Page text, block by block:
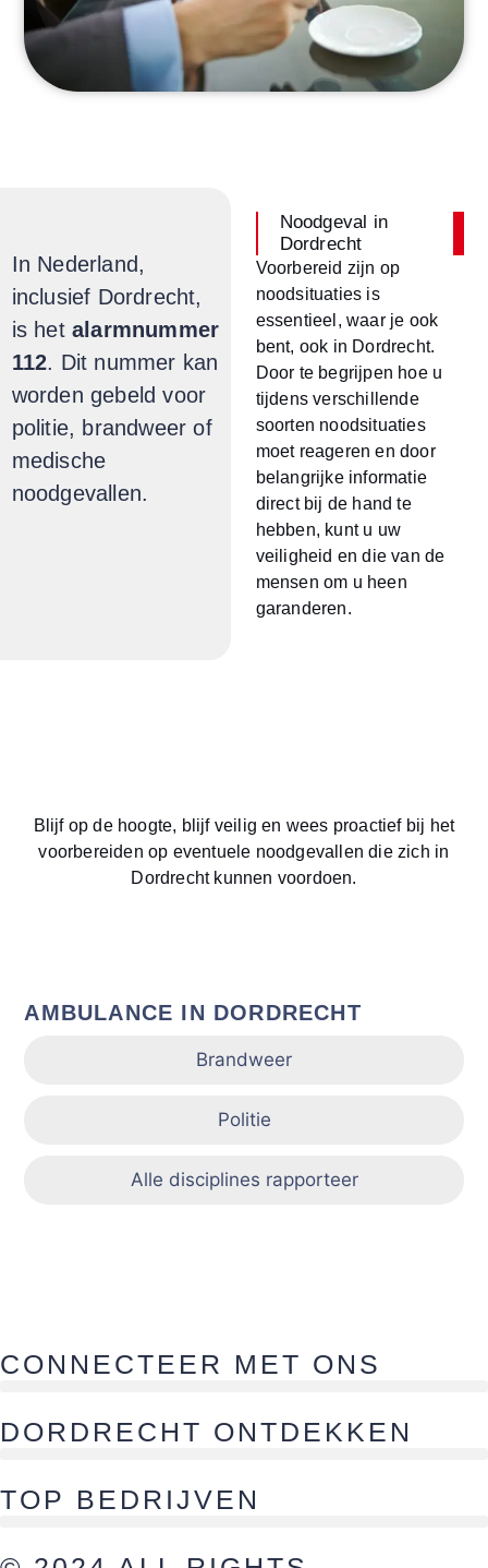
In Nederland,
inclusief Dordrecht,
is hetalarmnummer
112. Dit nummer kan
worden gebeld voor
politie, brandweer of
medische
noodgevallen.
Noodgeval in
Dordrecht
Voorbereid zijn op
noodsituaties is
essentieel, waar je ook
bent, ook in Dordrecht.
Door te begrijpen hoe u
tijdens verschillende
soorten noodsituaties
moet reageren en door
belangrijke informatie
direct bij de hand te
hebben, kunt u uw
veiligheid en die van de
mensen om u heen
garanderen.
Blijf op de hoogte, blijf veilig en wees proactief bij het
voorbereiden op eventuele noodgevallen die zich in
Dordrecht kunnen voordoen.
Brandweer
Politie
Alle disciplines rapporteer
AMBULANCE IN DORDRECHT
CONNECTEER MET ONS
DORDRECHT ONTDEKKEN
TOP BEDRIJVEN